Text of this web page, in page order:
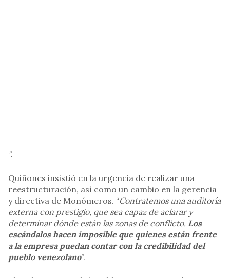
”.
Quiñones insistió en la urgencia de realizar una
reestructuración, así como un cambio en la gerencia
y directiva de Monómeros. “Contratemos una auditoría
externa con prestigio, que sea capaz de aclarar y
determinar dónde están las zonas de conflicto. Los
escándalos hacen imposible que quienes están frente
a la empresa puedan contar con la credibilidad del
pueblo venezolano”.